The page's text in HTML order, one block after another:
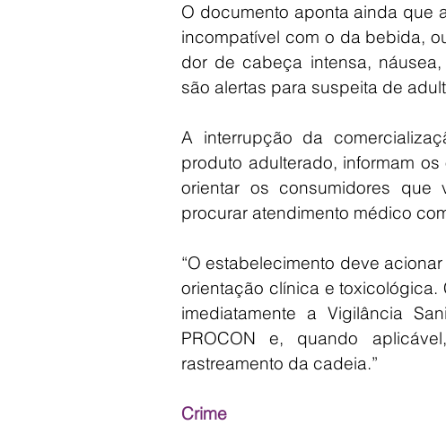
O documento aponta ainda que
incompatível com o da bebida,
dor de cabeça intensa,
são alertas para suspeita de
A interrupção da
produto adulterado, informam
orientar os consumidores que
procurar atendimento médico
“O estabelecimento deve
orientação clínica e
imediatamente a Vigilância
PROCON e, quando
rastreamento da cadeia.”
Crime